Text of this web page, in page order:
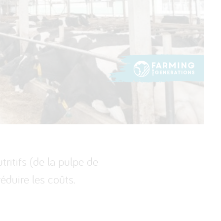
(de la pulpe de
les coûts.